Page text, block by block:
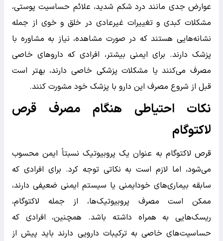
عوارض جدی مانند درد شکم شدید، علائم حساسیت پوستی،
مشکلات کبدی و تغییرات غیرعادی در خلق و خوی از جمله
نشانه‌هایی هستند که در صورت مشاهده، نیاز به مشاوره با
پزشک دارند. برای ایمنی بیشتر، افرادی که داروهای خاصی
مصرف می‌کنند یا مشکلات پزشکی خاصی دارند، بهتر است
قبل از شروع مصرف این دارو با پزشک خود مشورت کنند.
نکات احتیاطی هنگام مصرف قرص
لاکتوگام
قرص لاکتوگام به عنوان یک پروبیوتیک نسبتاً ایمن محسوب
می‌شود، اما لازم است به نکاتی توجه کرد. برای افرادی که
سابقه بیماری‌های خودایمنی یا سیستم ایمنی ضعیفی دارند،
ممکن است مصرف پروبیوتیک‌ها، از جمله لاکتوگام،
ریسک‌هایی به همراه داشته باشد. همچنین، افرادی که
حساسیت‌های خاصی به ترکیبات دارویی دارند باید پیش از